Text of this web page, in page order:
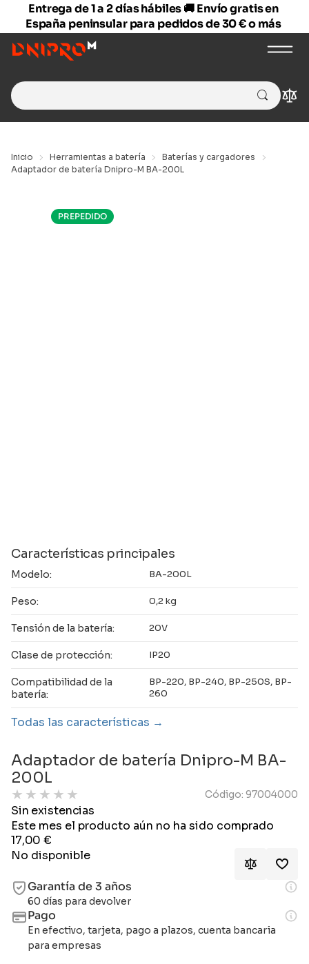
Entrega de 1 a 2 días hábiles 🚚 Envío gratis en
España peninsular para pedidos de 30 € o más
Search
for:
Inicio Herramientas a batería
Baterías y cargadores
Adaptador de batería Dnipro-M BA-200L
PREPEDIDO
Características principales
Modelo: BA-200L
Peso: 0,2 kg
Tensión de la batería: 20V
Clase de protección: IP20
Compatibilidad de la
batería:
BP-220, BP-240, BP-250S, BP-
260
Todas las características
Adaptador de batería Dnipro-M BA-
200L
★ ★ ★ ★ ★ Código: 97004000
Sin existencias
Este mes el producto aún no ha sido comprado
17,00€
No disponible
Garantía de 3 años
60 días para devolver
Pago
En efectivo, tarjeta, pago a plazos, cuenta bancaria
para empresas